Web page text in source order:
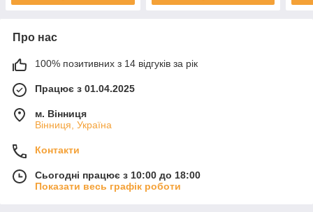
Про нас
100% позитивних з 14 відгуків за рік
Працює з 01.04.2025
м. Вінниця
Вінниця, Україна
Контакти
Сьогодні працює з 10:00 до 18:00
Показати весь графік роботи